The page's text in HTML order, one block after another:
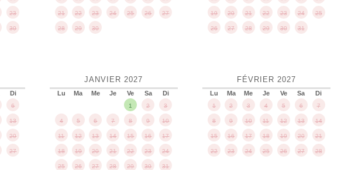
23
30
21 22 23 24 25 26 27
28 29 30
19 20 21 22 23 24 25
26 27 28 29 30 31
Di
6
13
20
27
JANVIER 2027
Lu Ma Me Je Ve Sa Di
1 2 3
4 5 6 7 8 9 10
11 12 13 14 15 16 17
18 19 20 21 22 23 24
25 26 27 28 29 30 31
FÉVRIER 2027
Lu Ma Me Je Ve Sa Di
1 2 3 4 5 6 7
8 9 10 11 12 13 14
15 16 17 18 19 20 21
22 23 24 25 26 27 28